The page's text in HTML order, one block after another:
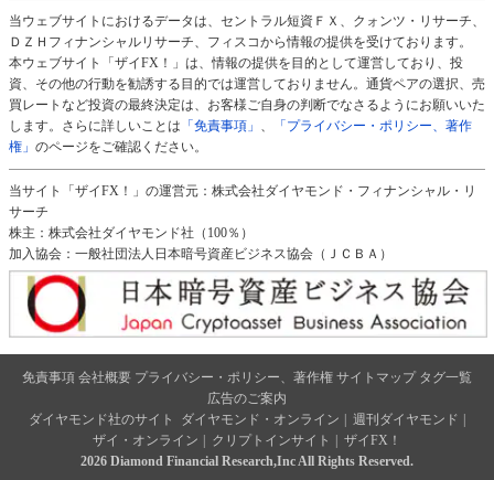
当ウェブサイトにおけるデータは、セントラル短資ＦＸ、クォンツ・リサーチ、
ＤＺＨフィナンシャルリサーチ、フィスコから情報の提供を受けております。
本ウェブサイト「ザイFX！」は、情報の提供を目的として運営しており、投
資、その他の行動を勧誘する目的では運営しておりません。通貨ペアの選択、売
買レートなど投資の最終決定は、お客様ご自身の判断でなさるようにお願いいた
します。さらに詳しいことは 「免責事項」 、
「プライバシー・ポリシー、著作
権」 のページをご確認ください。
当サイト「ザイFX！」の運営元：株式会社ダイヤモンド・フィナンシャル・リ
サーチ
株主：株式会社ダイヤモンド社（100％）
加入協会：一般社団法人日本暗号資産ビジネス協会（ＪＣＢＡ）
免責事項 会社概要 プライバシー・ポリシー、著作権 サイトマップ タグ一覧
広告のご案内
ダイヤモンド社のサイト
ダイヤモンド・オンライン 週刊ダイヤモンド
ザイ・オンライン
クリプトインサイト
ザイFX！
2026 Diamond Financial Research,Inc All Rights Reserved.